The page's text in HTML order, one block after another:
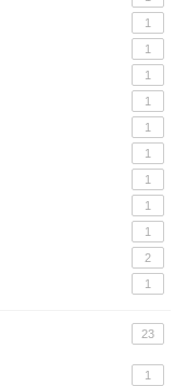
1
1
1
1
1
1
1
1
1
2
1
23
1